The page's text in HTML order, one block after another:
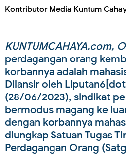
Kontributor Media Kuntum
KUNTUMCAHAYA.com,
perdagangan orang
korbannya adalah
Dilansir oleh
(28/06/2023), sindikat
bermodus magang ke
dengan korbannya
diungkap Satuan Tugas
Perdagangan Orang